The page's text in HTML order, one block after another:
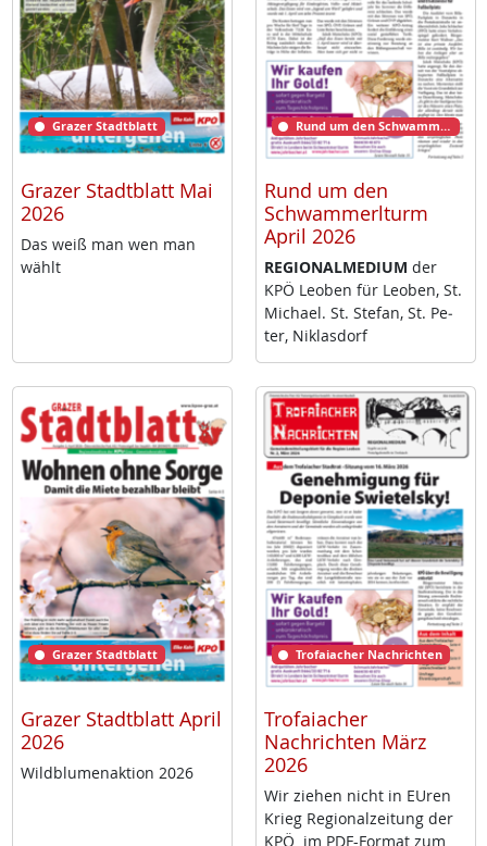
Grazer Stadtblatt
Grazer Stadtblatt Mai
2026
Das weiß man wen man
wählt
Rund um den Schwammerlturm
Rund um den
Schwammerlturm
April 2026
RE­GIO­NAL­ME­DI­UM der
KPÖ Leo­ben für Leo­ben, St.
Mi­cha­el. St. Ste­fan, St. Pe­
ter, Niklas­dorf
Grazer Stadtblatt
Grazer Stadtblatt April
2026
Wild­blu­men­ak­ti­on 2026
Trofaiacher Nachrichten
Trofaiacher
Nachrichten März
2026
Wir zie­hen nicht in EU­ren
Krieg Re­gio­nal­zei­tung der
KPÖ im PDF-For­mat zum